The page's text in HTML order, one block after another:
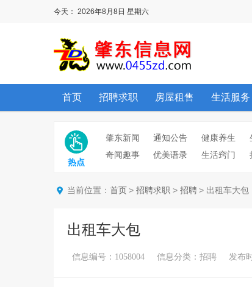
今天： 2026年8月8日 星期六
首页 招聘求职 房屋租售 生活服务
肇东新闻 通知公告 健康养生
奇闻趣事
优美语录 生活窍门
热点
当前位置： 首页 > 招聘求职 > 招聘 > 出租车大包
出租车大包
信息编号：1058004 信息分类：招聘 发布时